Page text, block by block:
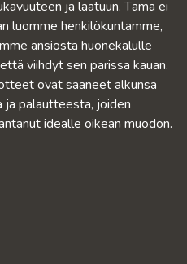
ja laatuun. Tämä ei
luomme henkilökuntamme,
ansiosta huonekalulle
viihdyt sen parissa kauan.
ovat saaneet alkunsa
ja palautteesta, joiden
idealle oikean muodon.